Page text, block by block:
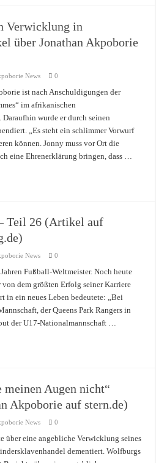
Verwicklung in
über Jonathan Akpoborie
News 0
ist nach Anschuldigungen der
im afrikanischen
wurde er durch seinen
„Es steht ein schlimmer Vorwurf
können. Jonny muss vor Ort die
eine Ehrenerklärung bringen, dass …
Teil 26 (Artikel auf
News 0
Fußball-Weltmeister. Noch heute
von dem größten Erfolg seiner Karriere
in ein neues Leben bedeutete: „Bei
der Queens Park Rangers in
der U17-Nationalmannschaft …
meinen Augen nicht“
Akpoborie auf stern.de)
News 0
über eine angebliche Verwicklung seines
dementiert. Wolfburgs